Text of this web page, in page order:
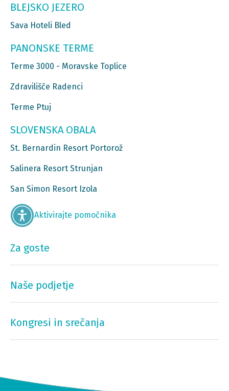
BLEJSKO JEZERO
Sava Hoteli Bled
PANONSKE TERME
Terme 3000 - Moravske Toplice
Zdravilišče Radenci
Terme Ptuj
SLOVENSKA OBALA
St. Bernardin Resort Portorož
Salinera Resort Strunjan
San Simon Resort Izola
Aktivirajte pomočnika
Za goste
Naše podjetje
Kongresi in srečanja